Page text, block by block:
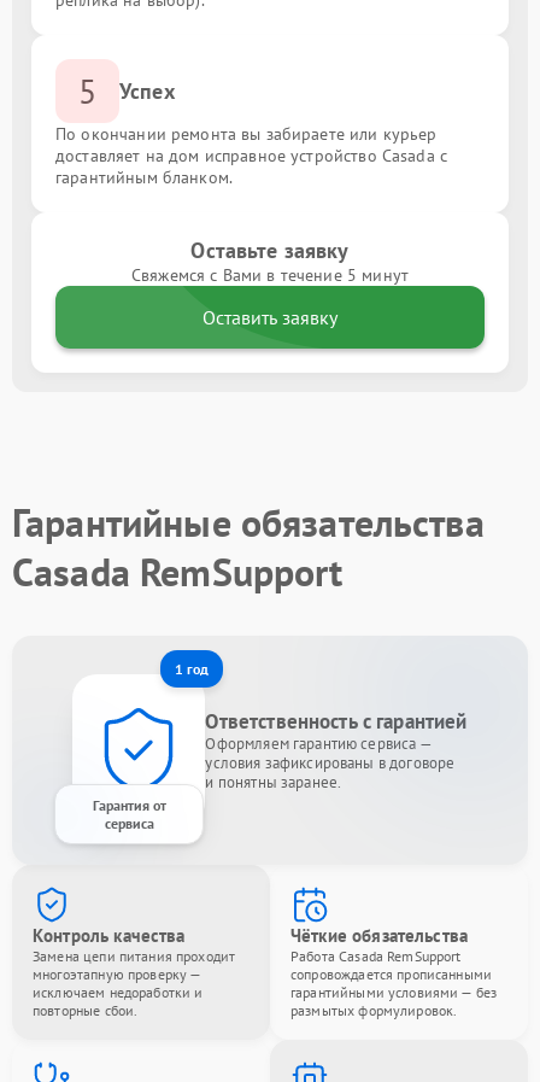
5 Успех
По окончании ремонта вы забираете или курьер
доставляет на дом исправное устройство Casada с
гарантийным бланком.
Оставьте заявку
Свяжемся с Вами в течение 5 минут
Оставить заявку
Гарантийные обязательства
Casada RemSupport
1 год
Гарантия от
сервиса
Ответственность с гарантией
Оформляем гарантию сервиса —
условия зафиксированы в договоре
и понятны заранее.
Контроль качества
Замена цепи питания проходит
многоэтапную проверку —
исключаем недоработки и
повторные сбои.
Чёткие обязательства
Работа Casada RemSupport
сопровождается прописанными
гарантийными условиями — без
размытых формулировок.